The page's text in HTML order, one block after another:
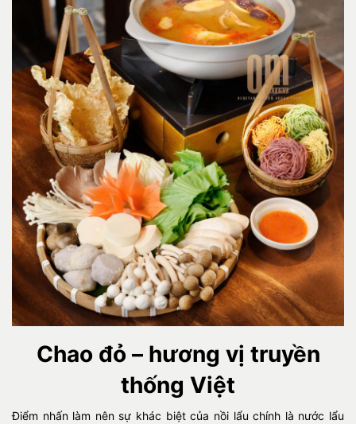
Chao đỏ – hương vị truyền
thống Việt
Điểm nhấn làm nên sự khác biệt của nồi lẩu chính là nước lẩu